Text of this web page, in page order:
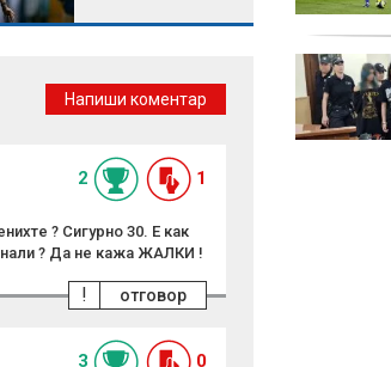
картофени палачинки
с ябълков мус
Напиши коментар
2 1
? Сигурно 30. Е как
? Да не кажа ЖАЛКИ !
отговор
!
3 0